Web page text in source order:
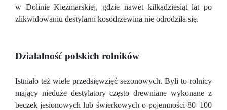
w Dolinie Kieżmarskiej, gdzie nawet kilkadziesiąt lat po
zlikwidowaniu destylarni kosodrzewina nie odrodziła się.
Działalność polskich rolników
Istniało też wiele przedsięwzięć sezonowych. Byli to rolnicy
mający nieduże destylatory często drewniane wykonane z
beczek jesionowych lub świerkowych o pojemności 80–100